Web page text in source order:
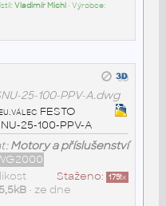
Vladimír Michl • Výrobce:
25-100-PPV-A.dwg
FESTO
25-100-PPV-A
Motory a příslušenství
Staženo: 1751x
• ze dne